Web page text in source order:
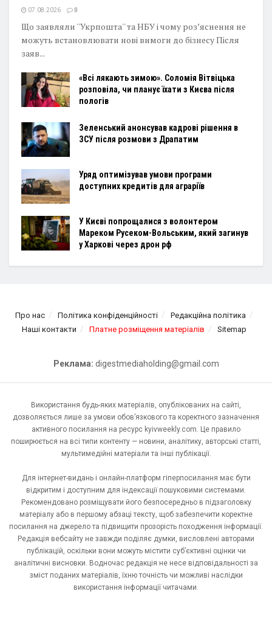
07.08.2026 0
Що заявляли ''Укрпошта'' та НБУ і чому роз’яснення не
можуть встановлювати нові вимоги до бізнесу Після
заяв...
«Всі лякають зимою». Соломія Вітвіцька
розповіла, чи планує їхати з Києва після
пологів
Зеленський анонсував кадрові рішення в
ЗСУ після розмови з Драпатим
Уряд оптимізував умови програми
доступних кредитів для аграріїв
У Києві попрощалися з волонтером
Мареком Русеком-Вольським, який загинув
у Харкові через дрон рф
Про нас Політика конфіденційності
Редакційна політика
Наші контакти
Платне розміщення матеріалів Sitemap
Реклама: digestmediaholding@gmail.com
Використання будь-яких матеріалів, опублікованих на сайті,
дозволяється лише за умови обов’язкового та коректного зазначення
активного посилання на ресурс kyivweekly.com. Це правило
поширюється на всі типи контенту — новини, аналітику, авторські статті,
мультимедійні матеріали та інші публікації.
Для інтернет-видань і онлайн-платформ гіперпосилання має бути
відкритим і доступним для індексації пошуковими системами.
Рекомендовано розміщувати його безпосередньо в підзаголовку
матеріалу або в першому абзаці тексту, щоб забезпечити коректне
посилання на джерело та підвищити прозорість походження інформації.
Редакція вебсайту не завжди поділяє думки, висловлені авторами
публікацій, оскільки вони можуть містити суб’єктивні оцінки чи
аналітичні висновки. Водночас редакція не несе відповідальності за
зміст поданих матеріалів, їхню точність чи можливі наслідки
використання інформації читачами.